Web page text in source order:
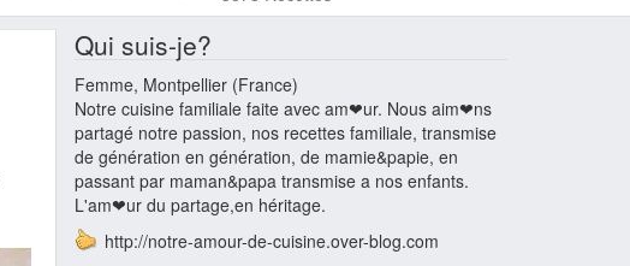
Qui suis-je?
Femme, Montpellier (France)
Notre cuisine familiale faite avec am❤ur. Nous aim❤ns
partagé notre passion, nos recettes familiale, transmise
de génération en génération, de mamie&papie, en
passant par maman&papa transmise a nos enfants.
L'am❤ur du partage,en héritage.
http://notre-amour-de-cuisine.over-blog.com